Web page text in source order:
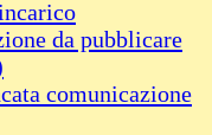
da pubblicare
comunicazione